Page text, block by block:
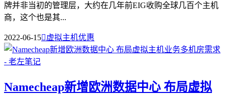
牌并非当初的管理层，大约在几年前EIG收购全球几百个主机
商，这个也是其...
2022-06-15虚拟主机优惠
Namecheap新增欧洲数据中心 布局虚拟